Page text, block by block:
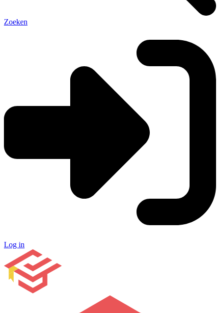
Zoeken
Log in